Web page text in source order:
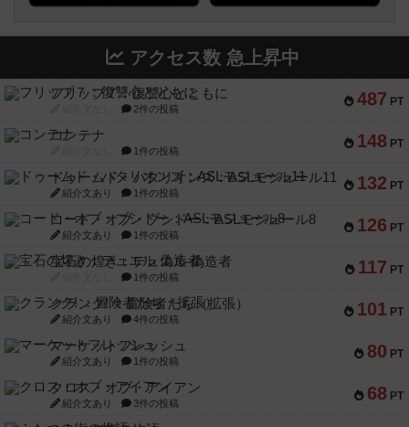
アクセス数 急上昇中
487 PT
フリップ７：復讐心とともに
2件の投稿
148 PT
コンテナ
1件の投稿
132 PT
ドゥームド・バタリオンズ：ASLモジュール11
紹介文あり 1件の投稿
126 PT
コード・オブ・ブシドー：ASLモジュール8
紹介文あり 1件の投稿
117 PT
宝石の煌き：デュエル 偽造者
1件の投稿
101 PT
クランク! ：冒険者たち（拡張）
紹介文あり 4件の投稿
80 PT
マーケットフレッシュ
紹介文あり 1件の投稿
68 PT
クロス・オブ・アイアン
紹介文あり 3件の投稿